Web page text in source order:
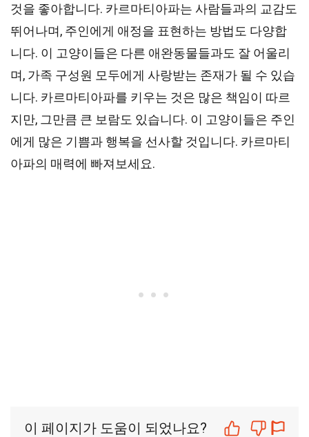
것을 좋아합니다. 카르마티아파는 사람들과의 교감도
뛰어나며, 주인에게 애정을 표현하는 방법도 다양합
니다. 이 고양이들은 다른 애완동물들과도 잘 어울리
며, 가족 구성원 모두에게 사랑받는 존재가 될 수 있습
니다. 카르마티아파를 키우는 것은 많은 책임이 따르
지만, 그만큼 큰 보람도 있습니다. 이 고양이들은 주인
에게 많은 기쁨과 행복을 선사할 것입니다. 카르마티
아파의 매력에 빠져보세요.
이 페이지가 도움이 되었나요?